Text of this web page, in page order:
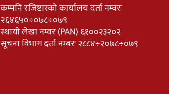
कम्पनि रजिष्टारको कार्यालय दर्ता नम्वरः
२६४६५०÷०७८÷०७९
स्थायी लेखा नम्वर (PAN) ६१००२३२०२
सूचना विभाग दर्ता नम्बरः २८८४÷२०७८÷०७९